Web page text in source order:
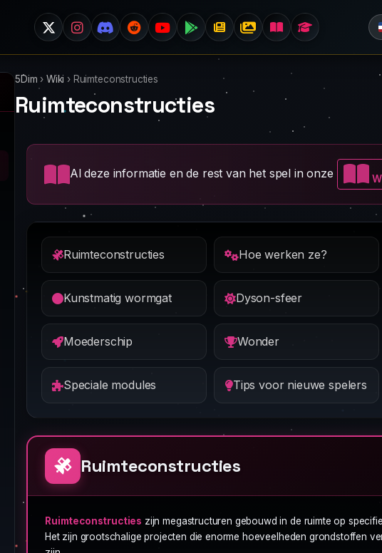
5Dim › Wiki › Ruimteconstructies
Ruimteconstructies
Al deze informatie en de rest van het spel in onze
Ruimteconstructies Hoe werken ze?
Kunstmatig wormgat Dyson-sfeer
Moederschip Wonder
Speciale modules Tips voor nieuwe spelers
Ruimteconstructies
Ruimteconstructies zijn megastructuren gebouwd in de ruimte op
Het zijn grootschalige projecten die enorme hoeveelheden grondstoffen